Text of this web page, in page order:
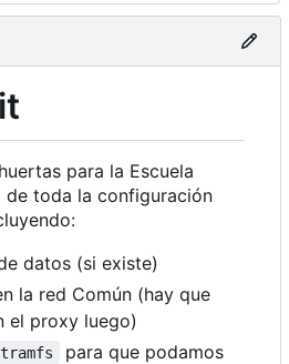
para la Escuela
de toda la configuración
datos (si existe)
la red Común (hay que
el proxy luego)
para que podamos